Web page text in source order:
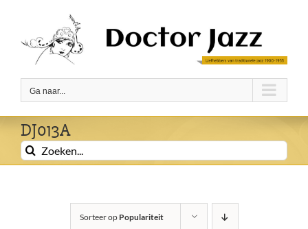
inhoud
Ga naar...
DJ013A
Zoeken
naar:
Sorteer op Populariteit